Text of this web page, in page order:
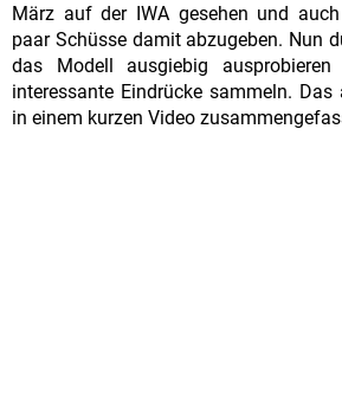
März auf der IWA gesehen und
paar Schüsse damit abzugeben. Nun
das Modell ausgiebig
interessante Eindrücke sammeln.
in einem kurzen Video